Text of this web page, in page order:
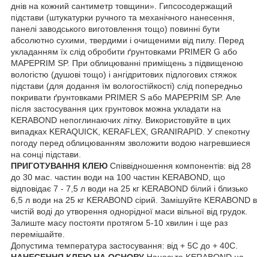
днів на кожний сантиметр товщини». Гипсосодержащий
підстави (штукатурки ручного та механічного нанесення,
панелі заводського виготовлення тощо) повинні бути
абсолютно сухими, твердими і очищеними від пилу. Перед
укладанням їх слід обробити ґрунтовками PRIMER G або
MAPEPRIM SP. При облицюванні приміщень з підвищеною
вологістю (душові тощо) і ангідритових підлогових стяжок
підстави (для додання їм вологостійкості) слід попередньо
покривати ґрунтовками PRIMER S або MAPEPRIM SP. Але
після застосування цих грунтовок можна укладати на
KERABOND непоглинаючих літку. Використовуйте в цих
випадках KERAQUICK, KERAFLEX, GRANIRAPID. У спекотну
погоду перед облицюванням зволожити водою нагревшиеся
на сонці підстави.
ПРИГОТУВАННЯ КЛЕЮ Співвідношення компонентів: від 28
до 30 мас. частин води на 100 частин KERABOND, що
відповідає 7 - 7,5 л води на 25 кг KERABOND білий і близько
6,5 л води на 25 кг KERABOND сірий. Замішуйте KERABOND в
чистій воді до утворення однорідної маси вільної від грудок.
Залиште масу постояти протягом 5-10 хвилин і ще раз
перемішайте.
Допустима температура застосування: від + 5С до + 40С.